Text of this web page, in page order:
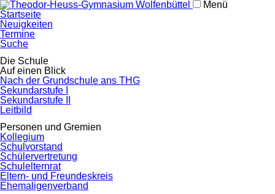
Menü
Navigation
überspringen
Startseite
Neuigkeiten
Termine
Suche
Navigation
überspringen
Die Schule
Auf einen Blick
Nach der Grundschule ans THG
Sekundarstufe I
Sekundarstufe II
Leitbild
Personen und Gremien
Kollegium
Schulvorstand
Schülervertretung
Schulelternrat
Eltern- und Freundeskreis
Ehemaligenverband